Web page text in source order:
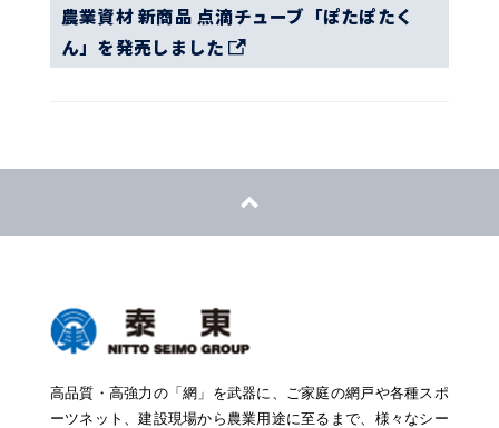
農業資材 新商品 点滴チューブ「ぽたぽたく
ん」を発売しました
高品質・高強力の「網」を武器に、ご家庭の網戸や各種スポ
ーツネット、建設現場から農業用途に至るまで、様々なシー